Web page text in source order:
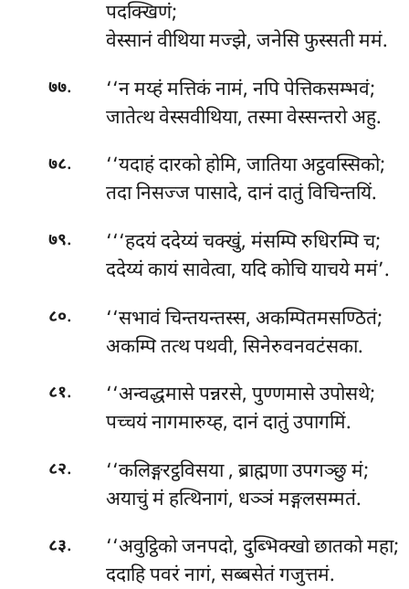
पदक्खिणं;
वेस्सानं वीथिया मज्झे, जनेसि फुस्सती ममं.
७७.
‘‘न मय्हं मत्तिकं नामं, नपि पेत्तिकसम्भवं;
जातेत्थ वेस्सवीथिया, तस्मा वेस्सन्तरो अहु.
७८.
‘‘यदाहं दारको होमि, जातिया अट्ठवस्सिको;
तदा निसज्ज पासादे, दानं दातुं विचिन्तयिं.
७९. ‘‘‘हदयंददेय्यं चक्खुं, मंसम्पि रुधिरम्पि च;
ददेय्यं कायं सावेत्वा, यदि कोचि याचये ममं’.
८०.
‘‘सभावं चिन्तयन्तस्स, अकम्पितमसण्ठितं;
अकम्पि तत्थ पथवी, सिनेरुवनवटंसका.
८१.
‘‘अन्वद्धमासे पन्नरसे, पुण्णमासे उपोसथे;
पच्चयं नागमारुय्ह, दानं दातुं उपागमिं.
८२. ‘‘कलिङ्गरट्ठविसया, ब्राह्मणा उपगञ्छु मं;
अयाचुं मं हत्थिनागं, धञ्ञं मङ्गलसम्मतं.
८३. ‘‘अवुट्ठिकोजनपदो, दुब्भिक्खो छातको महा;
ददाहि पवरं नागं, सब्बसेतं गजुत्तमं.